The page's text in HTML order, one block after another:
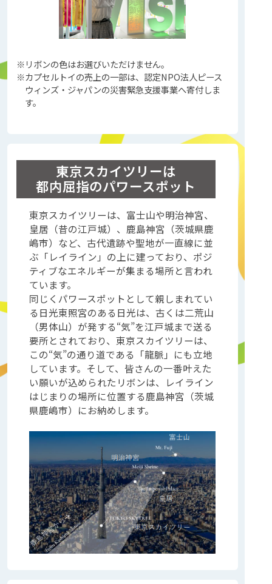
※リボンの色はお選びいただけません。
※カプセルトイの売上の一部は、認定NPO法人ピース
ウィンズ・ジャパンの災害緊急支援事業へ寄付しま
す。
東京スカイツリーは
都内屈指のパワースポット 東京スカ
東京スカイツリーは、富士山や明治神宮、
皇居（昔の江戸城）、鹿島神宮（茨城県鹿
嶋市）など、古代遺跡や聖地が一直線に並
ぶ「レイライン」の上に建っており、ポジ
ティブなエネルギーが集まる場所と言われ
ています。
同じくパワースポットとして親しまれてい
る日光東照宮のある日光は、古くは二荒山
（男体山）が発する“気”を江戸城まで送る
要所とされており、東京スカイツリーは、
この“気”の通り道である「龍脈」にも立地
しています。そして、皆さんの一番叶えた
い願いが込められたリボンは、レイライン
はじまりの場所に位置する鹿島神宮（茨城
県鹿嶋市）にお納めします。